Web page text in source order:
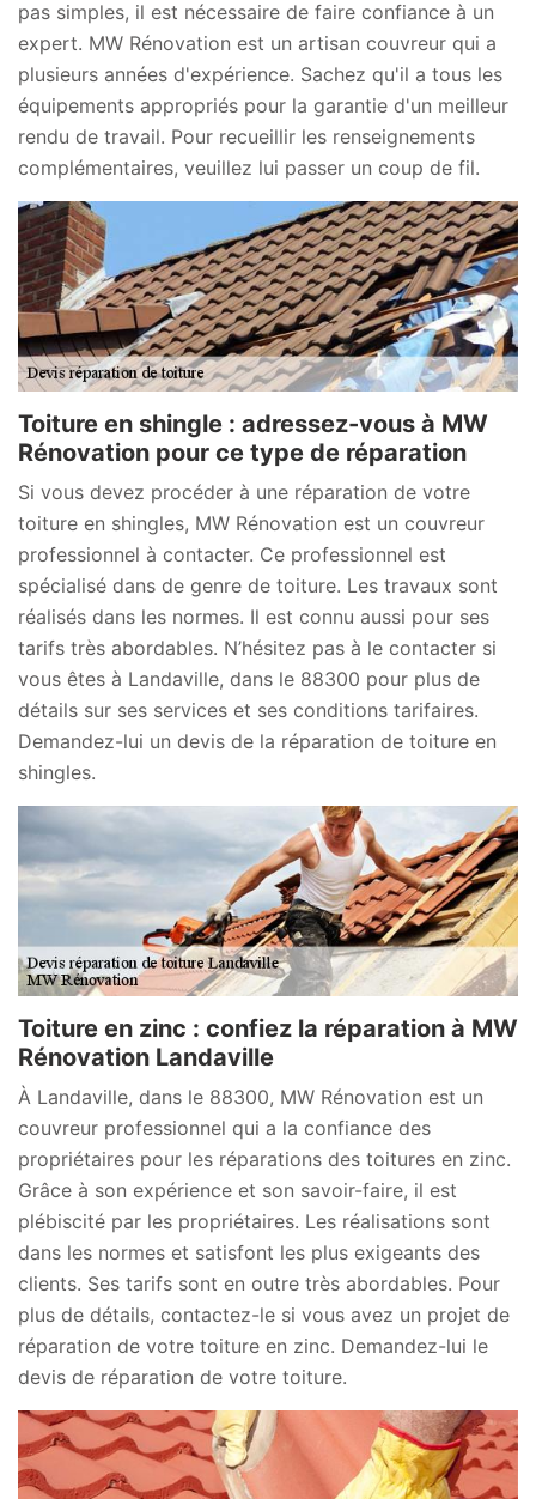
pas simples, il est nécessaire de faire confiance à un
expert. MW Rénovation est un artisan couvreur qui a
plusieurs années d'expérience. Sachez qu'il a tous les
équipements appropriés pour la garantie d'un meilleur
rendu de travail. Pour recueillir les renseignements
complémentaires, veuillez lui passer un coup de fil.
Toiture en shingle : adressez-vous à MW
Rénovation pour ce type de réparation
Si vous devez procéder à une réparation de votre
toiture en shingles, MW Rénovation est un couvreur
professionnel à contacter. Ce professionnel est
spécialisé dans de genre de toiture. Les travaux sont
réalisés dans les normes. Il est connu aussi pour ses
tarifs très abordables. N’hésitez pas à le contacter si
vous êtes à Landaville, dans le 88300 pour plus de
détails sur ses services et ses conditions tarifaires.
Demandez-lui un devis de la réparation de toiture en
shingles.
Toiture en zinc : confiez la réparation à MW
Rénovation Landaville
À Landaville, dans le 88300, MW Rénovation est un
couvreur professionnel qui a la confiance des
propriétaires pour les réparations des toitures en zinc.
Grâce à son expérience et son savoir-faire, il est
plébiscité par les propriétaires. Les réalisations sont
dans les normes et satisfont les plus exigeants des
clients. Ses tarifs sont en outre très abordables. Pour
plus de détails, contactez-le si vous avez un projet de
réparation de votre toiture en zinc. Demandez-lui le
devis de réparation de votre toiture.